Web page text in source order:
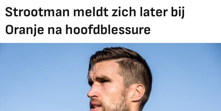
Strootman meldt zich later bij
Oranje na hoofdblessure